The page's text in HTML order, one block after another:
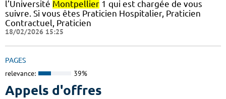
l’Université Montpellier 1 qui est chargée de vous
suivre. Si vous êtes Praticien Hospitalier, Praticien
Contractuel, Praticien
18/02/2026 15:25
PAGES
relevance: 39%
Appels d'offres